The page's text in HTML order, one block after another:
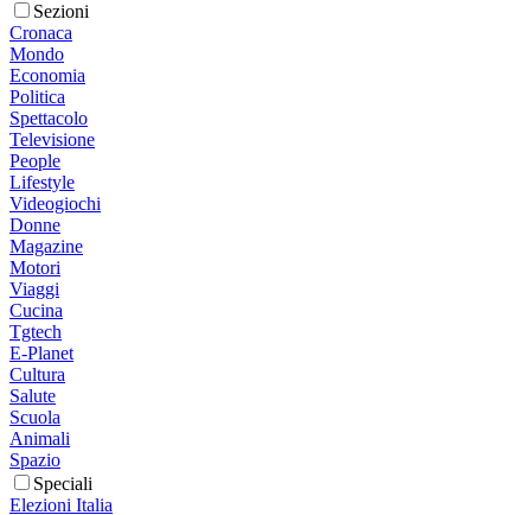
Sezioni
Cronaca
Mondo
Economia
Politica
Spettacolo
Televisione
People
Lifestyle
Videogiochi
Donne
Magazine
Motori
Viaggi
Cucina
Tgtech
E-Planet
Cultura
Salute
Scuola
Animali
Spazio
Speciali
Elezioni Italia